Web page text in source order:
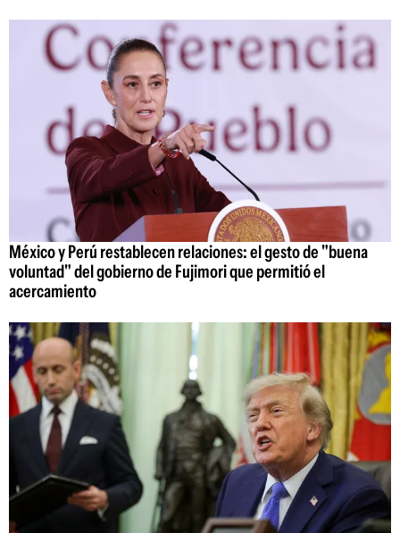
México y Perú restablecen relaciones: el gesto de "buena
voluntad" del gobierno de Fujimori que permitió el
acercamiento